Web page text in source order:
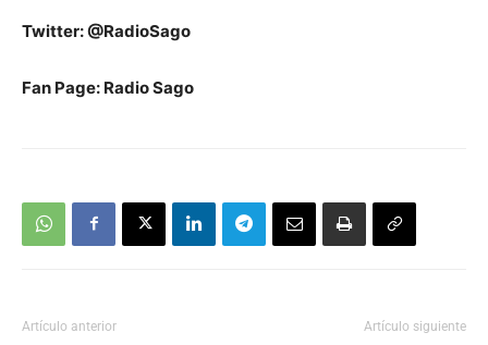
Twitter: @RadioSago
Fan Page: Radio Sago
Artículo anterior Artículo siguiente